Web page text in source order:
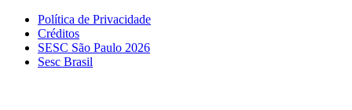
Política de Privacidade
Créditos
SESC São Paulo 2026
Sesc Brasil